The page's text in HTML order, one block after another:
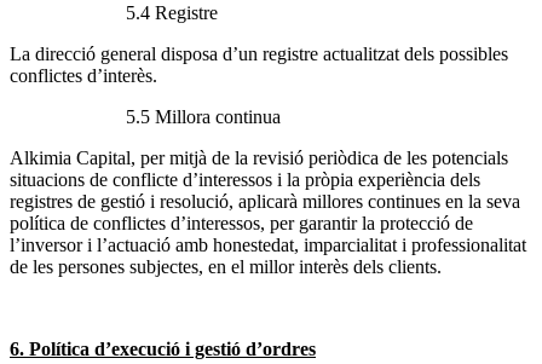
5.4 Registre
La direcció general disposa d’un registre actualitzat dels possibles
conflictes d’interès.
5.5 Millora continua
Alkimia Capital, per mitjà de la revisió periòdica de les potencials
situacions de conflicte d’interessos i la pròpia experiència dels
registres de gestió i resolució, aplicarà millores continues en la seva
política de conflictes d’interessos, per garantir la protecció de
l’inversor i l’actuació amb honestedat, imparcialitat i professionalitat
de les persones subjectes, en el millor interès dels clients.
6. Política d’execució i gestió d’ordres